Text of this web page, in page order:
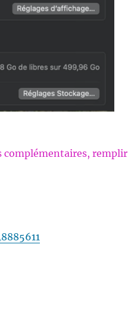
complémentaires, remplir